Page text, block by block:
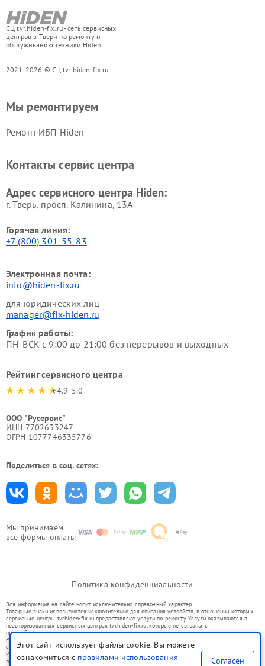
СЦ tvr.hiden-fix.ru - сеть сервисных
центров в Твери по ремонту и
обслуживанию техники Hiden
2021-2026 © СЦ tvr.hiden-fix.ru
Мы принимаем
все формы оплаты
Мы ремонтируем
Ремонт ИБП Hiden
Контакты сервис центра
Адрес сервисного центра Hiden:
г. Тверь, просп. Калинина, 13А
Горячая линия:
+7 (800) 301-55-83
Электронная почта:
info@hiden-fix.ru
для юридических лиц
manager@fix-hiden.ru
График работы:
ПН-ВСК с 9:00 до 21:00 без перерывов и выходных
Рейтинг сервисного центра
4.9-5.0
ООО "Русервис"
ИНН 7702633247
ОГРН 1077746335776
Поделиться в соц. сетях:
Политика конфиденциальности
Вся информация на сайте носит исключительно справочный характер.
Товарные знаки используются исключительно для описания устройств, в отношении которых
сервисные центры tvr.hiden-fix.ru предоставляют услуги по ремонту. Услуги оказываются в
неавторизованных сервисных центрах tvr.hiden-fix.ru, которые не связаны с
правообладателями товарных знаков или их официальными представителями.
Ремонт осуществляется для устройств, уже введенных в гражданский оборот в соответствии
со статьей 1487 ГК РФ.
Использование товарных знаков не преследует цели индивидуализации услуг или введения
потребителей в заблуждение, а служит для информирования о предоставляемых услугах по
Этот сайт использует файлы cookie. Вы можете
ознакомиться с правилами использования
Согласен